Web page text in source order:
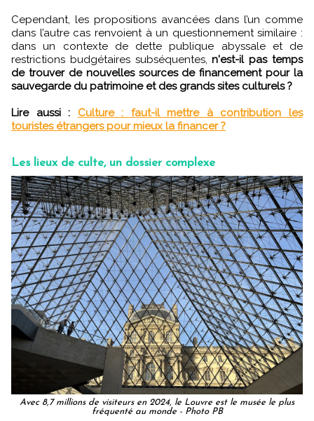
Cependant, les propositions avancées dans l’un comme
dans l’autre cas renvoient à un questionnement similaire :
dans un contexte de dette publique abyssale et de
restrictions budgétaires subséquentes,n'est-il pas temps
de trouver de nouvelles sources de financement pour la
sauvegarde du patrimoine et des grands sites culturels ?
Lire aussi :
Culture : faut-il mettre à contribution les
touristes étrangers pour mieux la financer ?
Les lieux de culte, un dossier complexe
Avec 8,7 millions de visiteurs en 2024, le Louvre est le musée le plus
fréquenté au monde - Photo PB